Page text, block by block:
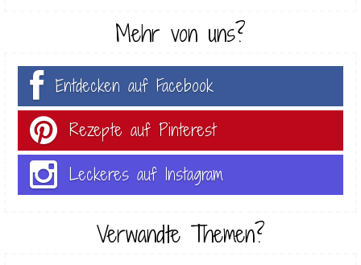
Mehr von uns?
Entdecken auf Facebook
Rezepte auf Pinterest
Leckeres auf Instagram
Verwandte Themen?